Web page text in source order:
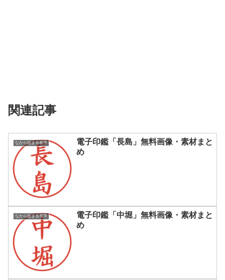
関連記事
なから始まる名字
電子印鑑「長島」無料画像・素材まと
め
なから始まる名字
電子印鑑「中堀」無料画像・素材まと
め